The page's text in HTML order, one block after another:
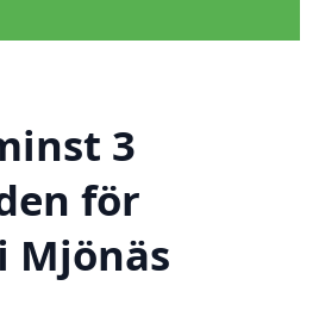
3
för
Mjönäs